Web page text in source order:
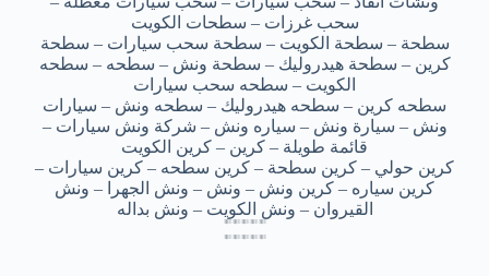
سحب غرزات – سطحات الكويت
سطحة – سطحة الكويت – سطحة سحب سيارات – سطحة
كرين – سطحة هيدروليك – سطحة ونش – سطحه – سطحه
الكويت – سطحه سحب سيارات
سطحه كرين – سطحه هيدروليك – سطحه ونش – سيارات
ونش – سيارة ونش – سياره ونش – شركة ونش سيارات –
قائمة طويلة – كرين – كرين الكويت
كرين حولي – كرين سطحة – كرين سطحه – كرين سيارات –
كرين سياره – كرين ونش – ونش – ونش الجهرا – ونش
القيروان – ونش الكويت – ونش بداله